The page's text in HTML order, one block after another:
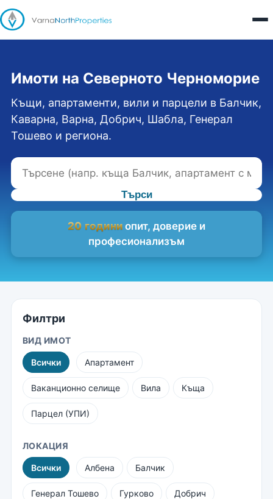
Имоти на Северното Черноморие
Къщи, апартаменти, вили и парцели в Балчик,
Каварна, Варна, Добрич, Шабла, Генерал
Тошево и региона.
Търси
20 години опит, доверие и
професионализъм
Филтри
ВИД ИМОТ
Всички Апартамент
Ваканционно селище Вила Къща
Парцел (УПИ)
ЛОКАЦИЯ
Всички Албена Балчик
Генерал Тошево Гурково Добрич